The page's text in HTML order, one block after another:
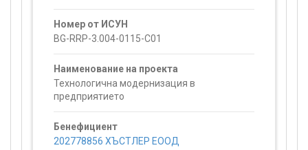
Номер от ИСУН
BG-RRP-3.004-0115-C01
Наименование на проекта
Технологична модернизация в
предприятието
Бенефициент
202778856 ХЪСТЛЕР ЕООД